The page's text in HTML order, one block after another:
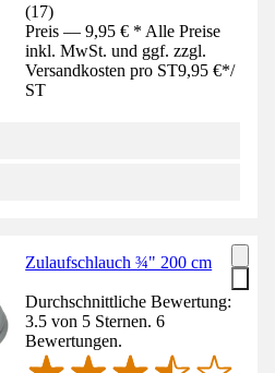
(17)
Preis — 9,95 € * Alle Preise
inkl. MwSt. und ggf. zzgl.
Versandkosten pro ST9,95 €*/
ST
Zulaufschlauch ¾" 200 cm
Durchschnittliche Bewertung:
3.5 von 5 Sternen. 6
Bewertungen.